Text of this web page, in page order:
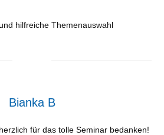
hilfreiche Themenauswahl
Bianka B
für das tolle Seminar bedanken!